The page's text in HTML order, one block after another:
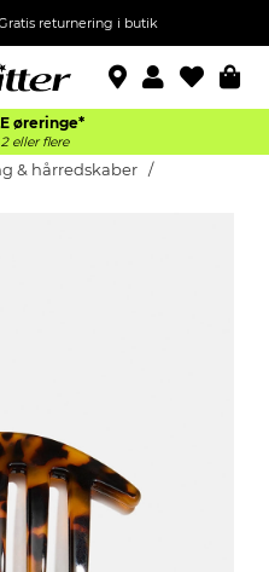
returnering i butik
øreringe*
eller flere
& hårredskaber